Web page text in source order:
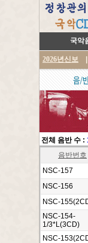
국악
2026년신보
전체 음반 수 :
음반번호
NSC-157
NSC-156
NSC-
NSC-154-
1/3*L(3CD)
NSC-